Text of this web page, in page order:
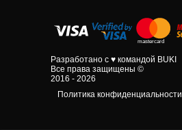
Разработано с ♥ командой BUKI
Все права защищены ©
2016 - 2026
Политика конфиденциальности